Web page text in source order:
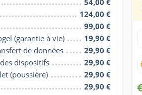
124,00 €
99,00 €
(garantie à vie)
19,90 €
de données
29,90 €
dispositifs
29,90 €
(poussière)
29,90 €
29,90 €